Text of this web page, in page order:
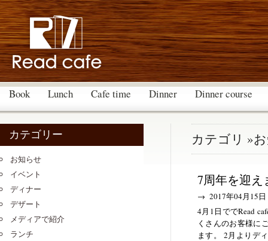
Book Lunch Cafe time Dinner Dinner course
カテゴリ »
7周年を迎え
→ 2017年04月15日
4月1日ででRead
くさんのお客様に
ます。 2月よりデ
カテゴリー
お知らせ
イベント
ディナー
デザート
メディアで紹介
ランチ